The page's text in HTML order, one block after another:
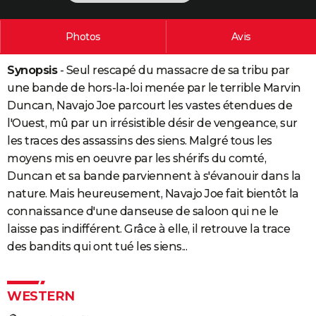
PHOTO
BONS PLANS
CARTE DE VOEUX
Carte de Noël
Carte Bonne année
Carte Saint-Valentin
Carte Pâques
Carte d'anniversaire
DICTIONNAIRE
Dictionnaire
Biographies
Citations
Expressions
Proverbes
PROGRAMME TV
COPAINS D'AVANT
S'inscrire
Se connecter
Lycées
Collèges
Primaires
Universités
Entreprises
Service militaire
Avis de recherche
AVIS DE DÉCÈS
FORUM
Photos Avis
Synopsis- Seul rescapé du massacre de sa tribu par
une bande de hors-la-loi menée par le terrible Marvin
Duncan, Navajo Joe parcourt les vastes étendues de
l'Ouest, mû par un irrésistible désir de vengeance, sur
les traces des assassins des siens. Malgré tous les
moyens mis en oeuvre par les shérifs du comté,
Duncan et sa bande parviennent à s'évanouir dans la
nature. Mais heureusement, Navajo Joe fait bientôt la
connaissance d'une danseuse de saloon qui ne le
laisse pas indifférent. Grâce à elle, il retrouve la trace
des bandits qui ont tué les siens...
WESTERN